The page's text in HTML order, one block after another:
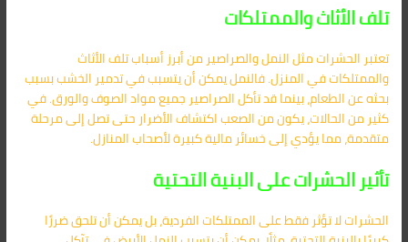
تلف الأثاث والممتلكات
تعتبر الحشرات مثل النمل والصراصير من أبرز أسباب تلف الأثاث
والممتلكات في المنزل. فالنمل يمكن أن يتسبب في تدمير الخشب بسبب
بحثه عن الطعام، بينما قد تأكل الصراصير جميع مواد الصوف والورق. في
كثير من الحالات، يكون من الصعب اكتشاف الأضرار حتى تصل إلى مرحلة
متقدمة، مما يؤدي إلى خسائر مالية كبيرة لأصحاب المنازل.
تأثير الحشرات على البنية التحتية
الحشرات لا تؤثر فقط على الممتلكات الفردية، بل يمكن أن تلحق ضررًا